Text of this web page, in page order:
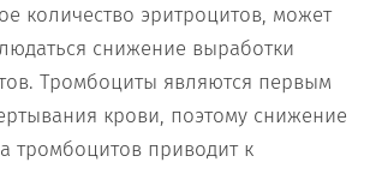
количество эритроцитов, может
снижение выработки
Тромбоциты являются первым
крови, поэтому снижение
тромбоцитов приводит к